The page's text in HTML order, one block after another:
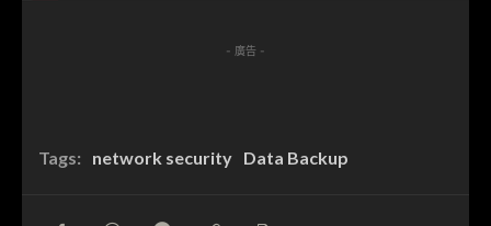
- 廣告 -
Tags: network security Data Backup